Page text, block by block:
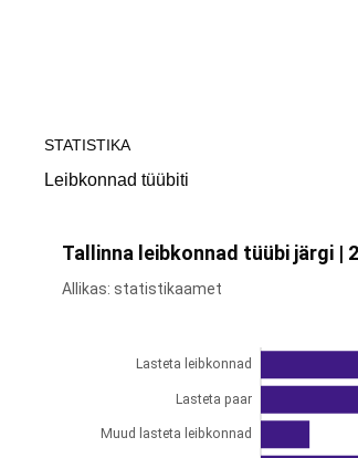
STATISTIKA
Leibkonnad tüübiti